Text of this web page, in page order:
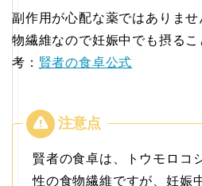
副作用が心配な薬ではありま
物繊維なので妊娠中でも摂る
考： 賢者の食卓公式
賢者の食卓は、トウモロコ
性の食物繊維ですが、妊娠